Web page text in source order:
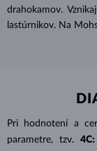
drahokamov.
lastúrnikov. Na
Pri hodnotení a
parametre, tzv.